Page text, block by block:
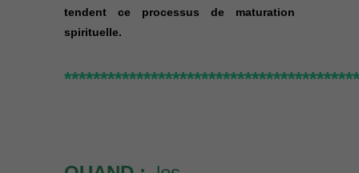
tendent ce processus de maturation
spirituelle.